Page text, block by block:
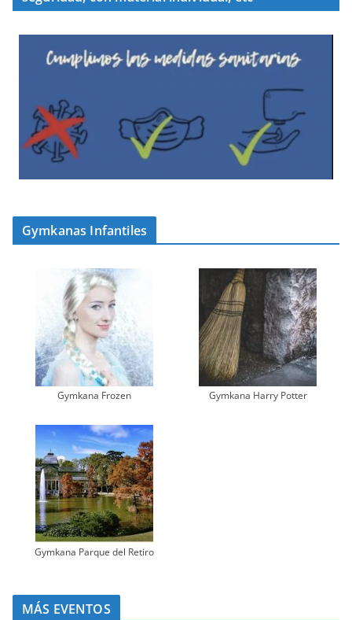
Gymkanas Infantiles
Gymkana Frozen Gymkana Harry Potter
Gymkana Parque del Retiro
MÁS EVENTOS